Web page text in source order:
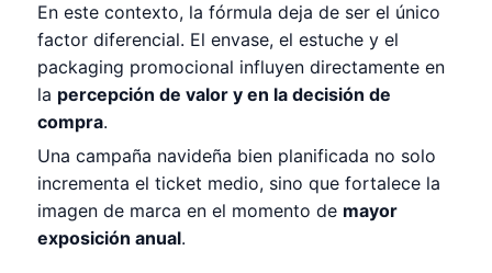
En este contexto, la fórmula deja de ser el único
factor diferencial. El envase, el estuche y el
packaging promocional influyen directamente en
la percepción de valor y en la decisión de
compra.
Una campaña navideña bien planificada no solo
incrementa el ticket medio, sino que fortalece la
imagen de marca en el momento de mayor
exposición anual.